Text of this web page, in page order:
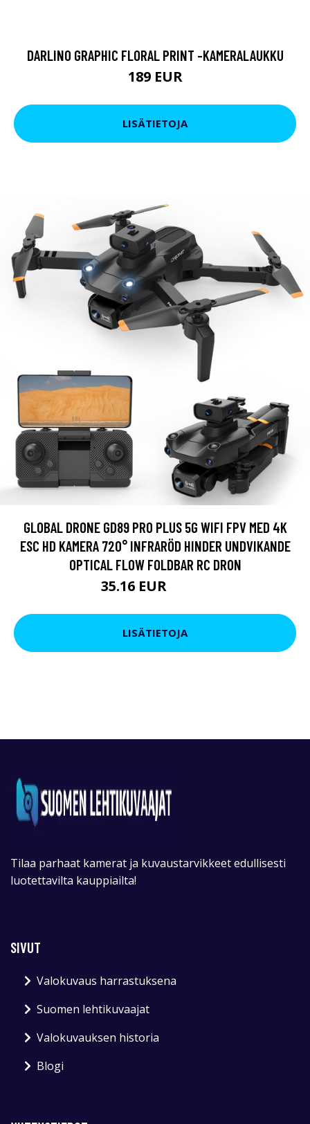
DARLINO GRAPHIC FLORAL PRINT -KAMERALAUKKU
189 EUR
LISÄTIETOJA
GLOBAL DRONE GD89 PRO PLUS 5G WIFI FPV MED 4K
ESC HD KAMERA 720° INFRARÖD HINDER UNDVIKANDE
OPTICAL FLOW FOLDBAR RC DRON
35.16 EUR
LISÄTIETOJA
Tilaa parhaat kamerat ja kuvaustarvikkeet edullisesti
luotettavilta kauppiailta!
SIVUT
Valokuvaus harrastuksena
Suomen lehtikuvaajat
Valokuvauksen historia
Blogi